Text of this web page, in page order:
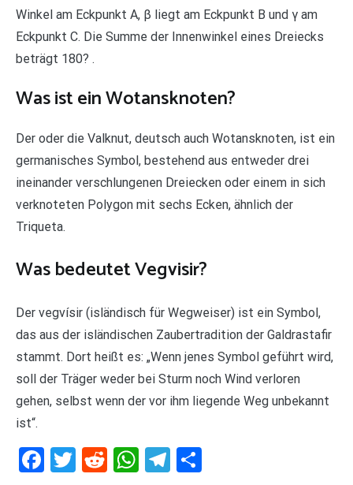
Winkel am Eckpunkt A, β liegt am Eckpunkt B und γ am
Eckpunkt C. Die Summe der Innenwinkel eines Dreiecks
beträgt 180? .
Was ist ein Wotansknoten?
Der oder die Valknut, deutsch auch Wotansknoten, ist ein
germanisches Symbol, bestehend aus entweder drei
ineinander verschlungenen Dreiecken oder einem in sich
verknoteten Polygon mit sechs Ecken, ähnlich der
Triqueta.
Was bedeutet Vegvisir?
Der vegvísir (isländisch für Wegweiser) ist ein Symbol,
das aus der isländischen Zaubertradition der Galdrastafir
stammt. Dort heißt es: „Wenn jenes Symbol geführt wird,
soll der Träger weder bei Sturm noch Wind verloren
gehen, selbst wenn der vor ihm liegende Weg unbekannt
ist“.
Facebook
Twitter
RedditWhatsApp
Telegram